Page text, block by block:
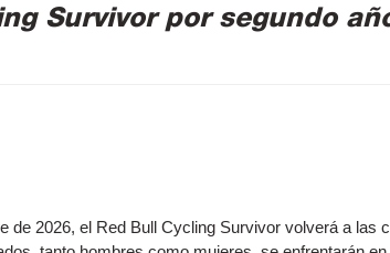
Survivor por segundo
2026, el Red Bull Cycling Survivor volverá a